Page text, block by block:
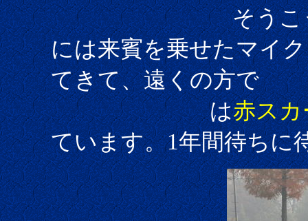
そうこうしてい
には来賓を乗せたマイ
てきて、遠くの方で
は赤スカ
ています。1年間待ちに